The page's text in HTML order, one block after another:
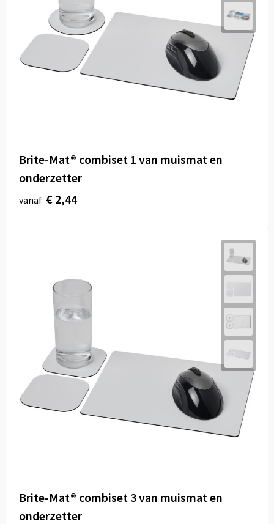
Brite-Mat® combiset 1 van muismat en
onderzetter
vanaf € 2,44
Brite-Mat® combiset 3 van muismat en
onderzetter